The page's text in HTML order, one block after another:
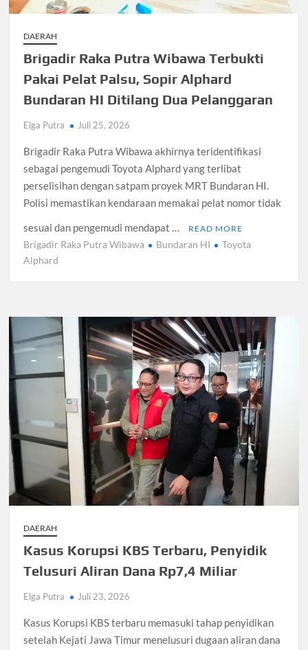
DAERAH
Brigadir Raka Putra Wibawa Terbukti
Pakai Pelat Palsu, Sopir Alphard
Bundaran HI Ditilang Dua Pelanggaran
Elga Putra Juli 25, 2026
Brigadir Raka Putra Wibawa akhirnya teridentifikasi
sebagai pengemudi Toyota Alphard yang terlibat
perselisihan dengan satpam proyek MRT Bundaran HI.
Polisi memastikan kendaraan memakai pelat nomor tidak
sesuai dan pengemudi mendapat …
READ MORE
Brigadir Raka Putra Wibawa Bundaran HI
Toyota
Alphard
DAERAH
Kasus Korupsi KBS Terbaru, Penyidik
Telusuri Aliran Dana Rp7,4 Miliar
Elga Putra Juli 23, 2026
Kasus Korupsi KBS terbaru memasuki tahap penyidikan
setelah Kejati Jawa Timur menelusuri dugaan aliran dana